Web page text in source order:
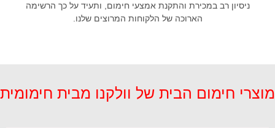
ניסיון רב במכירת והתקנת אמצעי חימום, ותעיד על כך הרשימה
הארוכה של הלקוחות המרוצים שלנו.
מוצרי חימום הבית של וולקנו מבית חימומית